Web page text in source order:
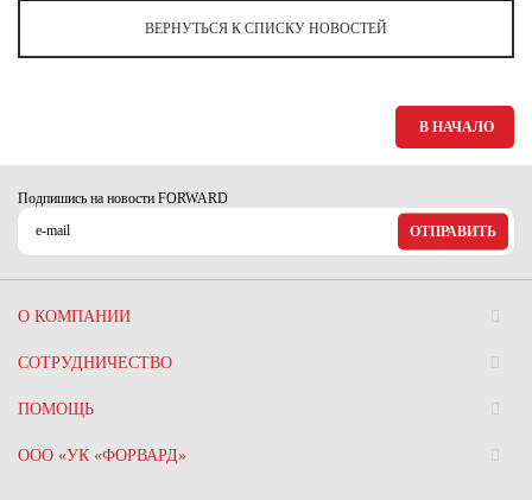
Ямало-Ненецкий автономный округ (1)
ВЕРНУТЬСЯ К СПИСКУ НОВОСТЕЙ
В НАЧАЛО
Подпишись на новости FORWARD
ОТПРАВИТЬ
О КОМПАНИИ
СОТРУДНИЧЕСТВО
ПОМОЩЬ
ООО «УК «ФОРВАРД»